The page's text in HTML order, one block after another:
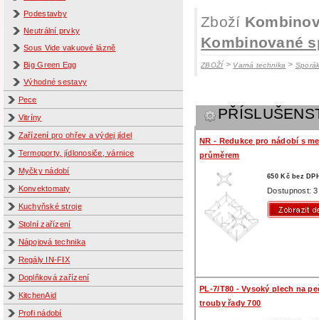
Podestavby
Neutrální prvky
Sous Vide vakuové lázně
Big Green Egg
Výhodné sestavy
Pece
Vitríny
Zařízení pro ohřev a výdej jídel
Termoporty, jídlonosiče, várnice
Myčky nádobí
Konvektomaty
Kuchyňské stroje
Stolní zařízení
Nápojová technika
Regály IN-FIX
Doplňková zařízení
KitchenAid
Profi nádobí
Zboží
Kombinované
ZBOŽÍ > Varná technika >
NR - Redukce pro nádobí s
průměrem
650 Kč bez
Dostupnost:
PL-7/T80 - Vysoký plech na
trouby řady 700